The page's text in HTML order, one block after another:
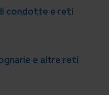
condotte e reti
e altre reti